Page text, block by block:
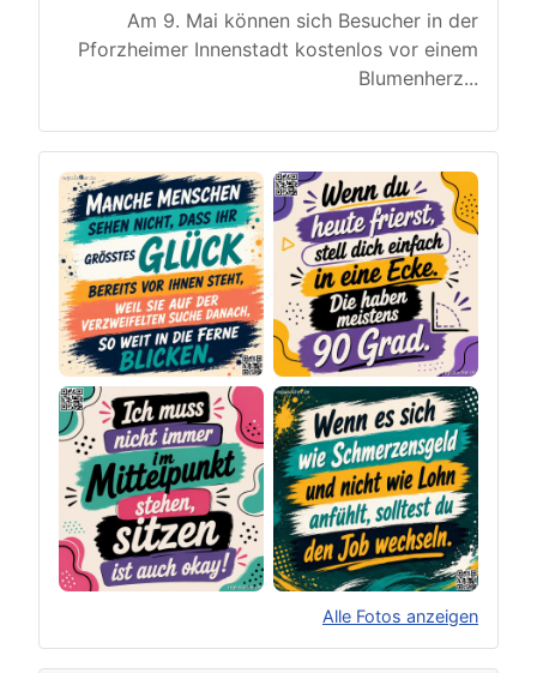
Am 9. Mai können sich Besucher in der
Pforzheimer Innenstadt kostenlos vor einem
Blumenherz...
Alle Fotos anzeigen